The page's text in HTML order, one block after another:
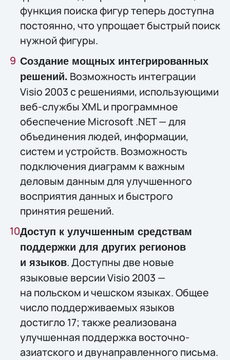
функция поиска фигур теперь доступна
постоянно, что упрощает быстрый поиск
нужной фигуры.
Создание мощных интегрированных
решений. Возможность интеграции
Visio 2003 с решениями, использующими
веб-службы XML и программное
обеспечение Microsoft .NET — для
объединения людей, информации,
систем и устройств. Возможность
подключения диаграмм к важным
деловым данным для улучшенного
восприятия данных и быстрого
принятия решений.
Доступ к улучшенным средствам
поддержки для других регионов
и языков. Доступны две новые
языковые версии Visio 2003 —
на польском и чешском языках. Общее
число поддерживаемых языков
достигло 17; также реализована
улучшенная поддержка восточно-
азиатского и двунаправленного письма.